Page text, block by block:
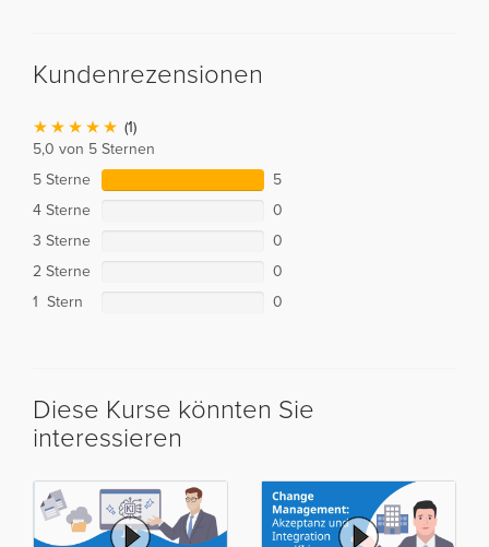
Kundenrezensionen
(1)
5,0 von 5 Sternen
5 Sterne
5
4 Sterne
0
3 Sterne
0
2 Sterne
0
1 Stern
0
Diese Kurse könnten Sie
interessieren